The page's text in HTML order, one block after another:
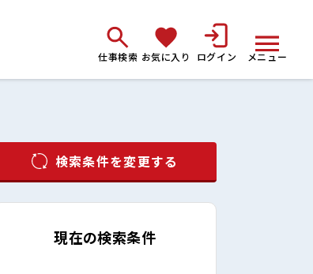
仕事検索 お気に入り ログイン メニュー
検索条件を変更する
現在の検索条件